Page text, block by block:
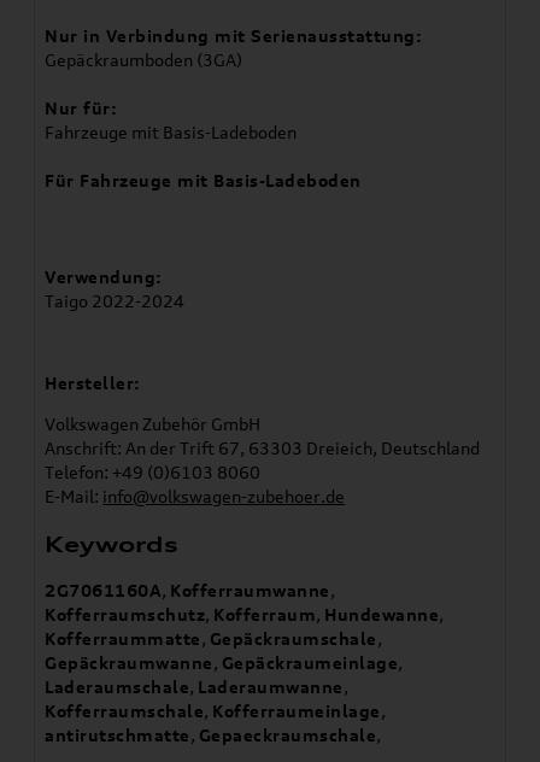
Nur in Verbindung mit Serienausstattung:
Gepäckraumboden (3GA)
Nur für:
Fahrzeuge mit Basis-Ladeboden
Für Fahrzeuge mit Basis-Ladeboden
Verwendung:
Taigo 2022-2024
Hersteller:
Volkswagen Zubehör GmbH
Anschrift: An der Trift 67, 63303 Dreieich, Deutschland
Telefon: +49 (0)6103 8060
E-Mail: info@volkswagen-zubehoer.de
Keywords
2G7061160A, Kofferraumwanne,
Kofferraumschutz, Kofferraum, Hundewanne,
Kofferraummatte, Gepäckraumschale,
Gepäckraumwanne, Gepäckraumeinlage,
Laderaumschale, Laderaumwanne,
Kofferraumschale, Kofferraumeinlage,
antirutschmatte, Gepaeckraumschale,